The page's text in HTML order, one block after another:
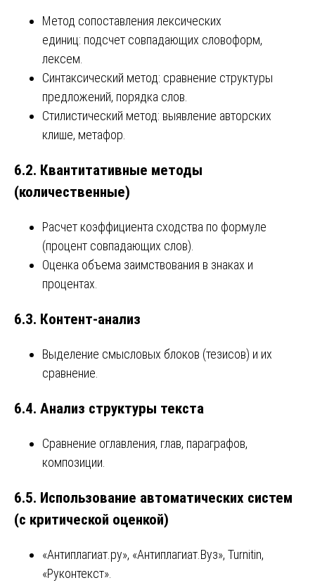
Метод сопоставления лексических
единиц: подсчет совпадающих словоформ,
лексем.
Синтаксический метод: сравнение структуры
предложений, порядка слов.
Стилистический метод: выявление авторских
клише, метафор.
6.2. Квантитативные методы
(количественные)
Расчет коэффициента сходства по формуле
(процент совпадающих слов).
Оценка объема заимствования в знаках и
процентах.
6.3. Контент-анализ
Выделение смысловых блоков (тезисов) и их
сравнение.
6.4. Анализ структуры текста
Сравнение оглавления, глав, параграфов,
композиции.
6.5. Использование автоматических систем
(с критической оценкой)
«Антиплагиат.ру», «Антиплагиат.Вуз», Turnitin,
«Руконтекст».